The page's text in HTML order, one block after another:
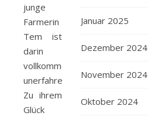
junge
Farmerin
Tem ist
darin
vollkommen
unerfahren.
Zu ihrem
Glück
Januar 2025
Dezember 2024
November 2024
Oktober 2024